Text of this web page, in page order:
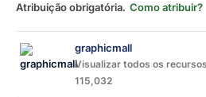
Atribuição obrigatória. Como atribuir?
graphicmall
Visualizar todos os
115,032